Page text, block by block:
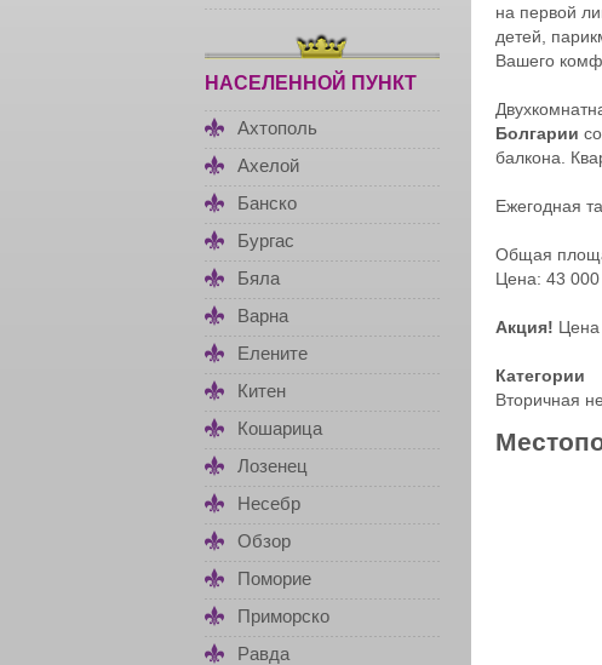
НАСЕЛЕННОЙ ПУНКТ
Ахтополь
Ахелой
Банско
Бургас
Бяла
Варна
Елените
Китен
Кошарица
Лозенец
Несебр
Обзор
Поморие
Приморско
Равда
на первой
детей,
Вашего
Болгарии
балкона.
Ежегодная
Общая
Цена: 43
Акция! Цена
Категории
Вторичная